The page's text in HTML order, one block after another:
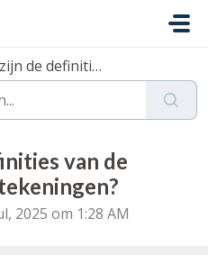
van de iNaturalist aantekeningen?
van de
2025 om 1:28 AM